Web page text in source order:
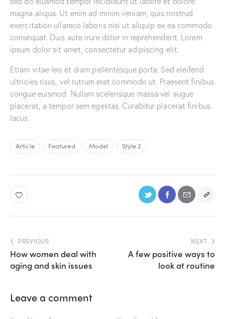
magna aliqua. Ut enim ad minim veniam, quis nostrud
exercitation ullamco laboris nisi ut aliquip ex ea commodo
consequat. Duis aute irure dolor in reprehenderit. Lorem
ipsum dolor sit amet, consectetur adipiscing elit.
Etiam vitae leo et diam pellentesque porta. Sed eleifend
ultricies risus, vel rutrum erat commodo ut. Praesent finibus
congue euismod. Nullam scelerisque massa vel augue
placerat, a tempor sem egestas. Curabitur placerat finibus
lacus.
Article Featured Model Style 2
PREVIOUS
How women deal with
aging and skin issues
NEXT
A few positive ways to
look at routine
Leave a comment